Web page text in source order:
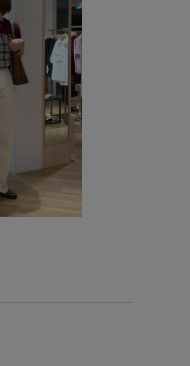
ンダル
ル スカーフ
ストレッチ性
クデザイン チェーン
ドライタッチ
レース